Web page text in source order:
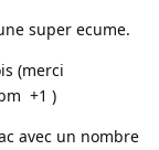
super ecume.
(merci
+1 )
avec un nombre